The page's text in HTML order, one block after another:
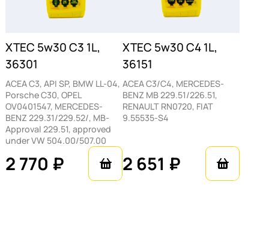
Для поддержания заводских характеристик
придерживаться интервала замены каждые
7-10 тыс. км, особенно при эксплуатации в
формат 1 литр идеально подходит для
точного подбора необходимого объема
(например, если вашей системе требуется
5.2 л), а также удобен для хранения в
багажнике «на доливку».
Если у вас остались вопросы по
XTEC 5w30 C3 1L,
36301
ACEA C3, API SP, BMW LL-04,
Porsche C30, OPEL
OV0401547, MERCEDES-
BENZ 229.31/229.52/, MB-
Approval 229.51, approved
under VW 504.00/507.00
2 770 ₽
XTEC 5w30 C4 1L,
36151
ACEA C3/C4, MERCEDES-
BENZ MB 229.51/226.51,
RENAULT RN0720, FIAT
9.55535-S4
2 651 ₽